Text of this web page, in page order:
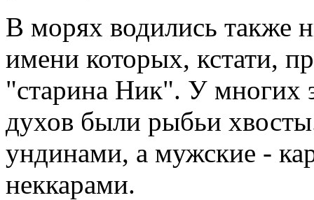
В морях водились также
имени которых, кстати,
"старина Ник". У многих
духов были рыбьи
ундинами, а мужские -
неккарами.